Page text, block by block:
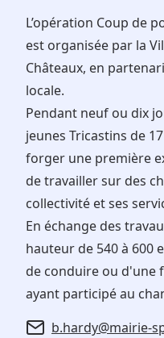
L’opération Coup de
est organisée par la
Châteaux, en
locale.
Pendant neuf ou dix
jeunes Tricastins de
forger une première
de travailler sur des
collectivité et ses
En échange des
hauteur de 540 à 600
de conduire ou d'une
ayant participé au
b.hardy@mairie-